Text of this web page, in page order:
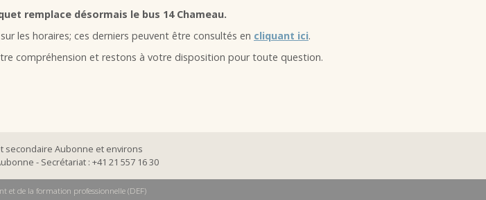
remplace désormais le bus 14 Chameau.
les horaires; ces derniers peuvent être consultés en cliquant ici.
compréhension et restons à votre disposition pour toute question.
secondaire Aubonne et environs
- Secrétariat : +41 21 557 16 30
et de la formation professionnelle (DEF)